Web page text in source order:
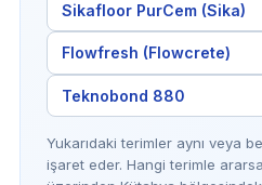
Sikafloor PurCem (Sika)
Flowfresh (Flowcrete)
Teknobond 880
Yukarıdaki terimler aynı veya
işaret eder. Hangi terimle